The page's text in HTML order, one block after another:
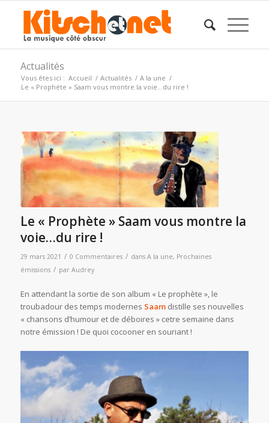
Actualités
Vous êtes ici : Accueil / Actualités / A la une /
Le « Prophète » Saam vous montre la voie…du rire !
Le « Prophète » Saam vous montre la
voie…du rire !
29 mars 2021 / 0 Commentaires / dans A la une, Prochaines
émissions / par Audrey
En attendant la sortie de son album « Le prophète », le
troubadour des temps modernes Saamdistille ses nouvelles
« chansons d’humour et de déboires » cetre semaine dans
notre émission ! De quoi cocooner en souriant !